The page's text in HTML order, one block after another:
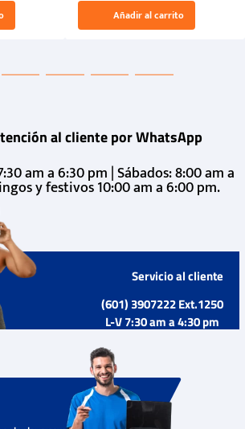
Añadir al carrito
al cliente por WhatsApp
am a 6:30 pm | Sábados: 8:00 am a
y festivos 10:00 am a 6:00 pm.
Servicio al cliente
(601) 3907222 Ext.1250
L-V 7:30 am a 4:30 pm